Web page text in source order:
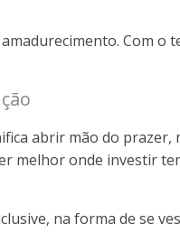
Com o
abrir mão do prazer,
melhor onde investir
na forma de se